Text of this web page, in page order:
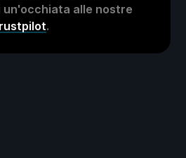
un'occhiata alle nostre
.